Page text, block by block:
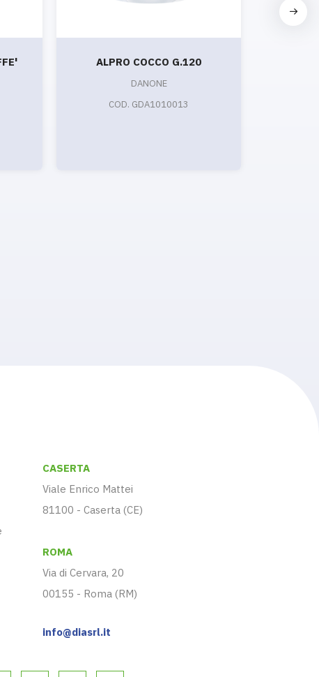
ALPRO COCCO G.120
DANONE
COD. GDA1010013
CASERTA
Viale Enrico Mattei
81100 - Caserta (CE)
ROMA
Via di Cervara, 20
00155 - Roma (RM)
info@diasrl.it